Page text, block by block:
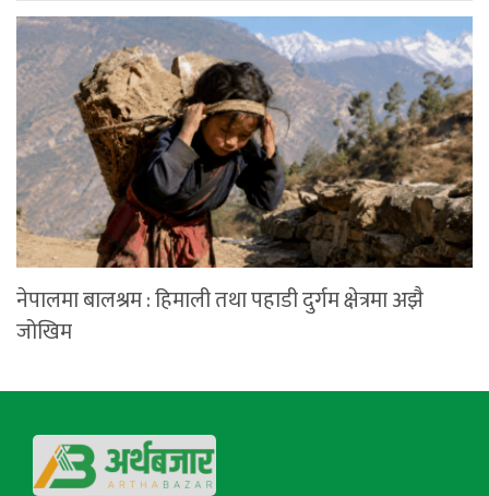
नेपालमा बालश्रम : हिमाली तथा पहाडी दुर्गम क्षेत्रमा अझै
जोखिम